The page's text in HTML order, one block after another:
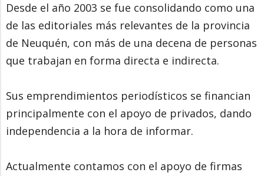
Desde el año 2003 se fue consolidando como una
de las editoriales más relevantes de la provincia
de Neuquén, con más de una decena de personas
que trabajan en forma directa e indirecta.
Sus emprendimientos periodísticos se financian
principalmente con el apoyo de privados, dando
independencia a la hora de informar.
Actualmente contamos con el apoyo de firmas